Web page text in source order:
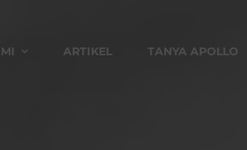
ARTIKEL TANYA APOLLO